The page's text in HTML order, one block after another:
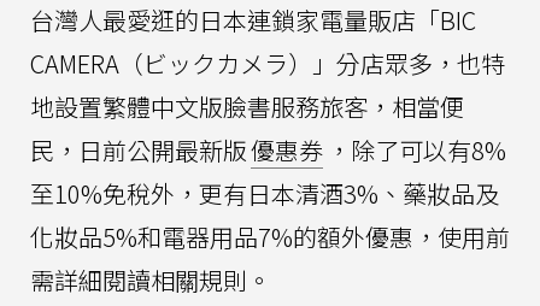
台灣人最愛逛的日本連鎖家電量販店「BIC
CAMERA（ビックカメラ）」分店眾多，也特
地設置繁體中文版臉書服務旅客，相當便
民，日前公開最新版優惠券 ，除了可以有8%
至10%免稅外，更有日本清酒3%、藥妝品及
化妝品5%和電器用品7%的額外優惠，使用前
需詳細閱讀相關規則。